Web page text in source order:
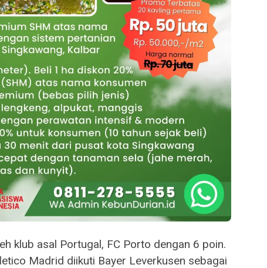
klub asal Portugal, FC Porto dengan 6 poin.
Madrid diikuti Bayer Leverkusen sebagai